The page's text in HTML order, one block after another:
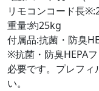
リモコンコード長
重量:約25kg
付属品:抗菌・防臭
※抗菌・防臭HEPA
必要です。プレフィ
い。